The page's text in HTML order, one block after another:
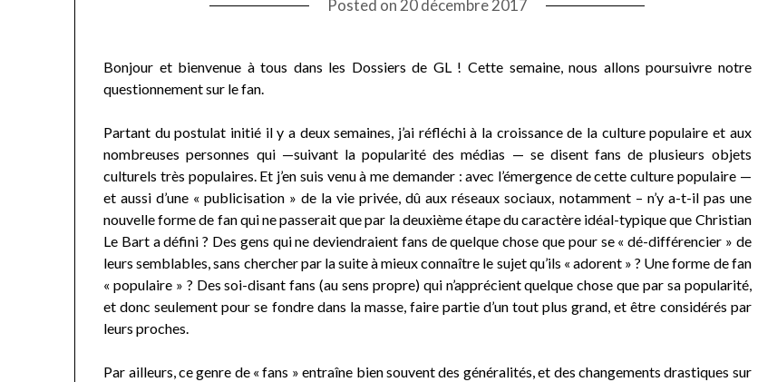
Posted on20 décembre 2017
Bonjour et bienvenue à tous dans les Dossiers de GL ! Cette semaine, nous allons poursuivre notre
questionnement sur le fan.
Partant du postulat initié il y a deux semaines, j’ai réfléchi à la croissance de la culture populaire et aux
nombreuses personnes qui —suivant la popularité des médias — se disent fans de plusieurs objets
culturels très populaires. Et j’en suis venu à me demander : avec l’émergence de cette culture populaire —
et aussi d’une « publicisation » de la vie privée, dû aux réseaux sociaux, notamment – n’y a-t-il pas une
nouvelle forme de fan qui ne passerait que par la deuxième étape du caractère idéal-typique que Christian
Le Bart a défini ? Des gens qui ne deviendraient fans de quelque chose que pour se « dé-différencier » de
leurs semblables, sans chercher par la suite à mieux connaître le sujet qu’ils « adorent » ? Une forme de fan
« populaire » ? Des soi-disant fans (au sens propre) qui n’apprécient quelque chose que par sa popularité,
et donc seulement pour se fondre dans la masse, faire partie d’un tout plus grand, et être considérés par
leurs proches.
Par ailleurs, ce genre de « fans » entraîne bien souvent des généralités, et des changements drastiques sur